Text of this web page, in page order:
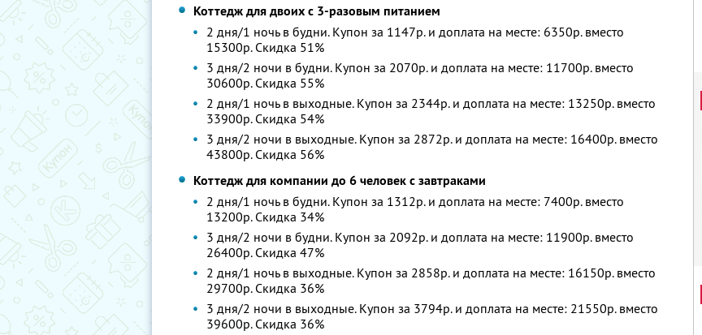
Коттедж для двоих с 3-разовым питанием
2 дня/1 ночь в будни. Купон за 1147р. и доплата на месте: 6350р. вместо
15300р. Скидка 51%
3 дня/2 ночи в будни. Купон за 2070р. и доплата на месте: 11700р. вместо
30600р. Скидка 55%
2 дня/1 ночь в выходные. Купон за 2344р. и доплата на месте: 13250р. вместо
33900р. Скидка 54%
3 дня/2 ночи в выходные. Купон за 2872р. и доплата на месте: 16400р. вместо
43800р. Скидка 56%
Коттедж для компании до 6 человек с завтраками
2 дня/1 ночь в будни. Купон за 1312р. и доплата на месте: 7400р. вместо
13200р. Скидка 34%
3 дня/2 ночи в будни. Купон за 2092р. и доплата на месте: 11900р. вместо
26400р. Скидка 47%
2 дня/1 ночь в выходные. Купон за 2858р. и доплата на месте: 16150р. вместо
29700р. Скидка 36%
3 дня/2 ночи в выходные. Купон за 3794р. и доплата на месте: 21550р. вместо
39600р. Скидка 36%